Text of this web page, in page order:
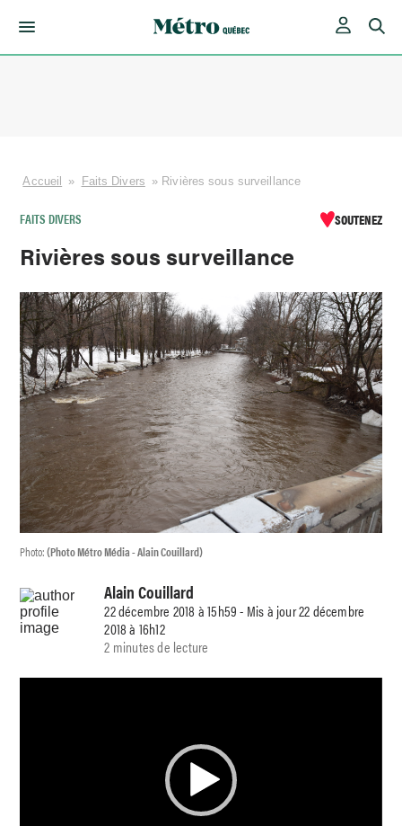
Accueil » Faits Divers » Rivières sous surveillance
FAITS DIVERS SOUTENEZ
Rivières sous surveillance
Photo:(Photo Métro Média - Alain Couillard)
Alain Couillard
22 décembre 2018 à 15h59 - Mis à jour 22 décembre
2018 à 16h12
2 minutes de lecture